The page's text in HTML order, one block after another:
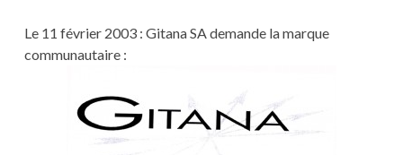
Le 11 février 2003 : Gitana SA demande la marque
communautaire :